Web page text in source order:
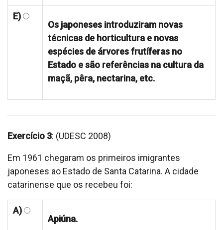
E)
Os japoneses introduziram novas
técnicas de horticultura e novas
espécies de árvores frutíferas no
Estado e são referências na cultura da
maçã, pêra, nectarina, etc.
Exercício 3: (UDESC 2008)
Em 1961 chegaram os primeiros imigrantes
japoneses ao Estado de Santa Catarina. A cidade
catarinense que os recebeu foi:
A)
Apiúna.